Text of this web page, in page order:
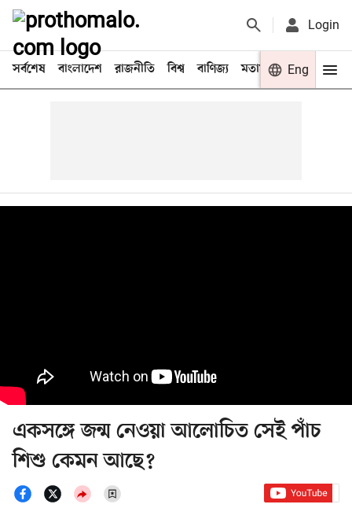
Login
সর্বশেষ বাংলাদেশ রাজনীতি বিশ্ব বাণিজ্য মতামত খেলা
Eng
একসঙ্গে জন্ম নেওয়া আলোচিত সেই পাঁচ
শিশু কেমন আছে?